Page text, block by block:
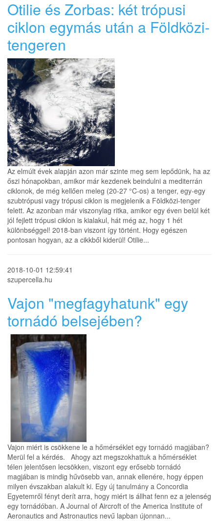
Otilie és Zorbas: két trópusi
ciklon egymás után a Földközi-
tengeren
Az elmúlt évek alapján azon már szinte meg sem lepődünk, ha az
őszi hónapokban, amikor már kezdenek beindulni a mediterrán
ciklonok, de még kellően meleg (20-27 °C-os) a tenger, egy-egy
szubtrópusi vagy trópusi ciklon is megjelenik a Földközi-tenger
felett. Az azonban már viszonylag ritka, amikor egy éven belül két
jól fejlett trópusi ciklon is kialakul, hát még az, hogy 1 hét
különbséggel! 2018-ban viszont így történt. Hogy egészen
pontosan hogyan, az a cikkből kiderül! Otilie...
2018-10-01 12:59:41
szupercella.hu
Vajon "megfagyhatunk" egy
tornádó belsejében?
Vajon miért is csökkene le a hőmérséklet egy tornádó magjában?
Merül fel a kérdés. Ahogy azt megszokhattuk a hőmérséklet
télen jelentősen lecsökken, viszont egy erősebb tornádó
magjában is mindig hűvösebb van, annak ellenére, hogy éppen
milyen évszakban alakult ki. Egy új tanulmány a Concordia
Egyetemről fényt derít arra, hogy miért is állhat fenn ez a jelenség
egy tornádóban. A Journal of Aircroft of the America Institute of
Aeronautics and Astronautics nevű lapban újonnan...